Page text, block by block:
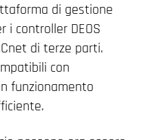
di gestione
i controller DEOS
di terze parti.
con
funzionamento